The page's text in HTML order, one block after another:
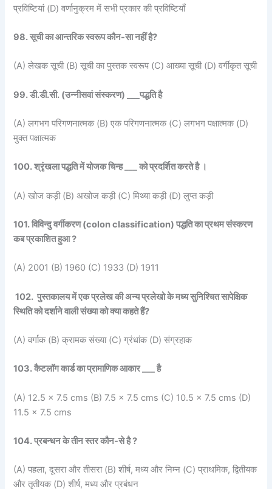
प्रविष्टियां (D) वर्णानुक्रम में सभी प्रकार की प्रविष्टियाँ
98. सूची का आन्तरिक स्वरूप कौन-सा नहीं है?
(A) लेखक सूची (B) सूची का पुस्तक स्वरूप (C) आख्या सूची (D) वर्गीकृत सूची
99. डी.डी.सी. (उन्नीसवां संस्करण) ___पद्धति है
(A) लगभग परिगणनात्मक (B) एक परिगणनात्मक (C) लगभग पक्षात्मक (D)
मुक्त पक्षात्मक
100. श्रृंखला पद्धति में योजक चिन्ह ___ को प्रदर्शित करते है ।
(A) खोज कड़ी (B) अखोज कड़ी (C) मिथ्या कड़ी (D) लुप्त कड़ी
101. विविन्दु वर्गीकरण (colon classification) पद्धति का प्रथम संस्करण
कब प्रकाशित हुआ ?
(A) 2001 (B) 1960 (C) 1933 (D) 1911
102. पुस्तकालय में एक प्रलेख की अन्य प्रलेखो के मध्य सुनिश्चित सापेक्षिक
स्थिति को दर्शाने वाली संख्या को क्या कहते हैं?
(A) वर्गाक (B) क्रामक संख्या (C) ग्रंधांक (D) संग्रहाक
103. कैटलॉग कार्ड का प्रामाणिक आकार ___ है
(A) 12.5 × 7.5 cms (B) 7.5 × 7.5 cms (C) 10.5 × 7.5 cms (D)
11.5 × 7.5 cms
104. प्रबन्धन के तीन स्तर कौन-से है ?
(A) पहला, दूसरा और तीसरा (B) शीर्ष, मध्य और निम्न (C) प्राथमिक, द्वितीयक
और तृतीयक (D) शीर्ष, मध्य और प्रबंधन